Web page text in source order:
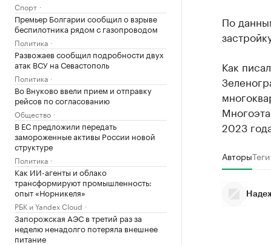
Спорт
Премьер Болгарии сообщил о взрыве
беспилотника рядом с газопроводом
Политика
Развожаев сообщил подробности двух
атак ВСУ на Севастополь
Политика
Во Внуково ввели прием и отправку
рейсов по согласованию
Общество
В ЕС предложили передать
замороженные активы России новой
структуре
Политика
Как ИИ-агенты и облако
трансформируют промышленность:
опыт «Норникеля»
РБК и Yandex Cloud
Запорожская АЭС в третий раз за
неделю ненадолго потеряла внешнее
питание
По
Как
2023
АвторыТеги